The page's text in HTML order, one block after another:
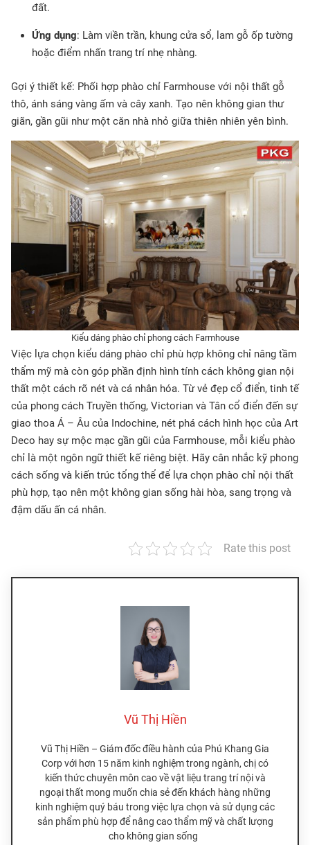
đất.
Ứng dụng: Làm viền trần, khung cửa sổ, lam gỗ ốp tường
hoặc điểm nhấn trang trí nhẹ nhàng.
Gợi ý thiết kế: Phối hợp phào chỉ Farmhouse với nội thất gỗ
thô, ánh sáng vàng ấm và cây xanh. Tạo nên không gian thư
giãn, gần gũi như một căn nhà nhỏ giữa thiên nhiên yên bình.
Kiểu dáng phào chỉ phong cách Farmhouse
Việc lựa chọn kiểu dáng phào chỉ phù hợp không chỉ nâng tầm
thẩm mỹ mà còn góp phần định hình tính cách không gian nội
thất một cách rõ nét và cá nhân hóa. Từ vẻ đẹp cổ điển, tinh tế
của phong cách Truyền thống, Victorian và Tân cổ điển đến sự
giao thoa Á – Âu của Indochine, nét phá cách hình học của Art
Deco hay sự mộc mạc gần gũi của Farmhouse, mỗi kiểu phào
chỉ là một ngôn ngữ thiết kế riêng biệt. Hãy cân nhắc kỹ phong
cách sống và kiến trúc tổng thể để lựa chọn phào chỉ nội thất
phù hợp, tạo nên một không gian sống hài hòa, sang trọng và
đậm dấu ấn cá nhân.
Rate this post
Vũ Thị Hiền
Vũ Thị Hiền – Giám đốc điều hành của Phú Khang Gia
Corp với hơn 15 năm kinh nghiệm trong ngành, chị có
kiến thức chuyên môn cao về vật liệu trang trí nội và
ngoại thất mong muốn chia sẻ đến khách hàng những
kinh nghiệm quý báu trong việc lựa chọn và sử dụng các
sản phẩm phù hợp để nâng cao thẩm mỹ và chất lượng
cho không gian sống